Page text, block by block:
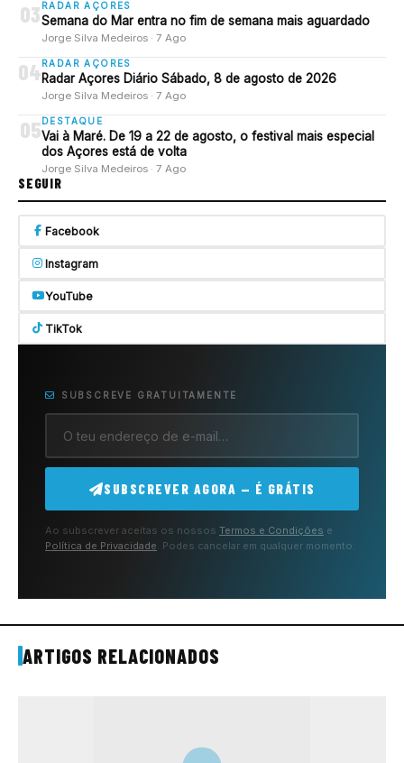
03 RADAR AÇORES
Semana do Mar entra no fim de semana mais aguardado
Jorge Silva Medeiros · 7 Ago
04RADAR AÇORES
Radar Açores Diário Sábado, 8 de agosto de 2026
Jorge Silva Medeiros · 7 Ago
05 DESTAQUE
Vai à Maré. De 19 a 22 de agosto, o festival mais especial
dos Açores está de volta
Jorge Silva Medeiros · 7 Ago
SEGUIR
Facebook
Instagram
YouTube
TikTok
SUBSCREVE GRATUITAMENTE
SUBSCREVER AGORA — É GRÁTIS
Ao subscrever aceitas os nossos Termos e Condições e
Política de Privacidade. Podes cancelar em qualquer momento.
ARTIGOS RELACIONADOS